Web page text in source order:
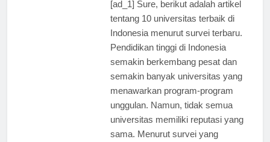
[ad_1] Sure, berikut adalah artikel
tentang 10 universitas terbaik di
Indonesia menurut survei terbaru.
Pendidikan tinggi di Indonesia
semakin berkembang pesat dan
semakin banyak universitas yang
menawarkan program-program
unggulan. Namun, tidak semua
universitas memiliki reputasi yang